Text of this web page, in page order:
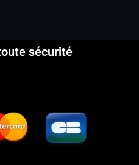
sécurité